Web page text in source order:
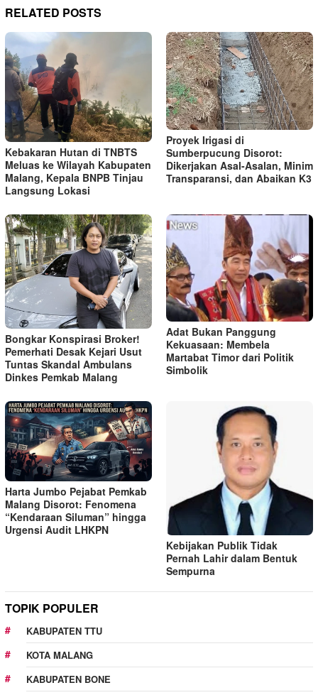
RELATED POSTS
Kebakaran Hutan di TNBTS
Meluas ke Wilayah Kabupaten
Malang, Kepala BNPB Tinjau
Langsung Lokasi
Proyek Irigasi di
Sumberpucung Disorot:
Dikerjakan Asal-Asalan, Minim
Transparansi, dan Abaikan K3
Bongkar Konspirasi Broker!
Pemerhati Desak Kejari Usut
Tuntas Skandal Ambulans
Dinkes Pemkab Malang
Adat Bukan Panggung
Kekuasaan: Membela
Martabat Timor dari Politik
Simbolik
Harta Jumbo Pejabat Pemkab
Malang Disorot: Fenomena
“Kendaraan Siluman” hingga
Urgensi Audit LHKPN
Kebijakan Publik Tidak
Pernah Lahir dalam Bentuk
Sempurna
TOPIK POPULER
KABUPATEN TTU
KOTA MALANG
KABUPATEN BONE